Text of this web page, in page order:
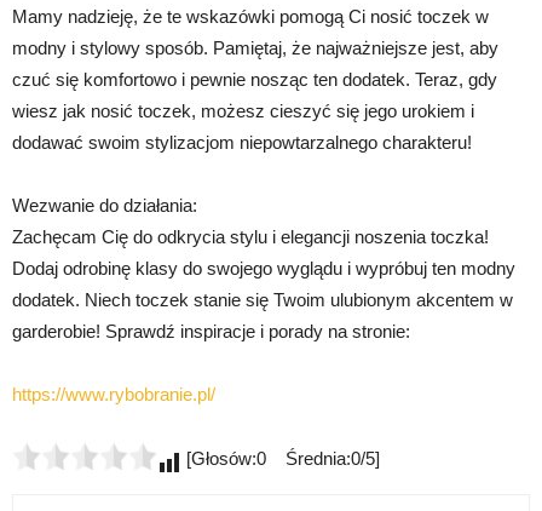
Mamy nadzieję, że te wskazówki pomogą Ci nosić toczek w
modny i stylowy sposób. Pamiętaj, że najważniejsze jest, aby
czuć się komfortowo i pewnie nosząc ten dodatek. Teraz, gdy
wiesz jak nosić toczek, możesz cieszyć się jego urokiem i
dodawać swoim stylizacjom niepowtarzalnego charakteru!
Wezwanie do działania:
Zachęcam Cię do odkrycia stylu i elegancji noszenia toczka!
Dodaj odrobinę klasy do swojego wyglądu i wypróbuj ten modny
dodatek. Niech toczek stanie się Twoim ulubionym akcentem w
garderobie! Sprawdź inspiracje i porady na stronie:
https://www.rybobranie.pl/
[Głosów:0 Średnia:0/5]